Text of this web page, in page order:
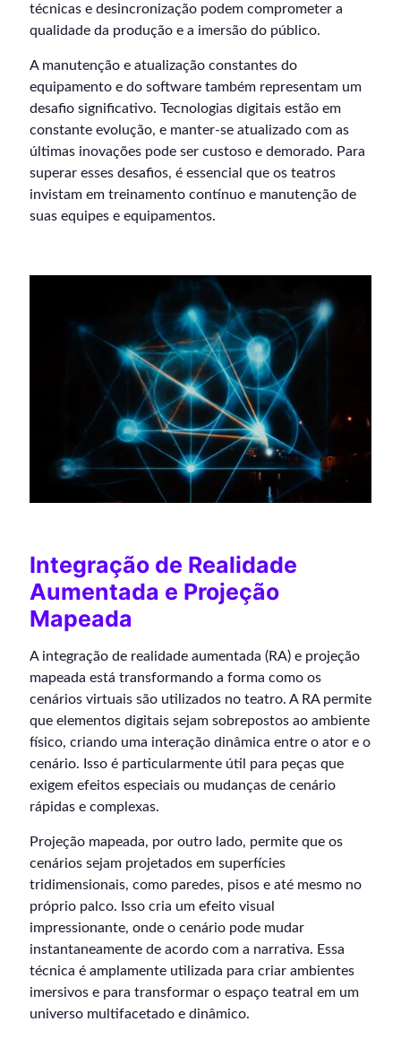
técnicas e desincronização podem comprometer a
qualidade da produção e a imersão do público.
A manutenção e atualização constantes do
equipamento e do software também representam um
desafio significativo. Tecnologias digitais estão em
constante evolução, e manter-se atualizado com as
últimas inovações pode ser custoso e demorado. Para
superar esses desafios, é essencial que os teatros
invistam em treinamento contínuo e manutenção de
suas equipes e equipamentos.
Integração de Realidade
Aumentada e Projeção
Mapeada
A integração de realidade aumentada (RA) e projeção
mapeada está transformando a forma como os
cenários virtuais são utilizados no teatro. A RA permite
que elementos digitais sejam sobrepostos ao ambiente
físico, criando uma interação dinâmica entre o ator e o
cenário. Isso é particularmente útil para peças que
exigem efeitos especiais ou mudanças de cenário
rápidas e complexas.
Projeção mapeada, por outro lado, permite que os
cenários sejam projetados em superfícies
tridimensionais, como paredes, pisos e até mesmo no
próprio palco. Isso cria um efeito visual
impressionante, onde o cenário pode mudar
instantaneamente de acordo com a narrativa. Essa
técnica é amplamente utilizada para criar ambientes
imersivos e para transformar o espaço teatral em um
universo multifacetado e dinâmico.